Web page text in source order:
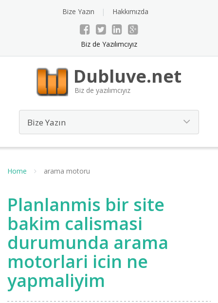
Bize Yazın Hakkımızda
Biz de Yazılımcıyız
Dubluve.net
Biz de yazılımcıyız
Home arama motoru
Planlanmis bir site
bakim calismasi
durumunda arama
motorlari icin ne
yapmaliyim